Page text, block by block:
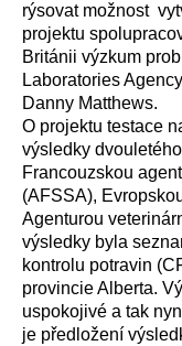
rýsovat možnost
projektu
Británii výzkum
Laboratories
Danny Matthews.
O projektu testace
výsledky
Francouzskou
(AFSSA),
Agenturou
výsledky byla
kontrolu potravin
provincie Alberta.
uspokojivé a tak
je předložení